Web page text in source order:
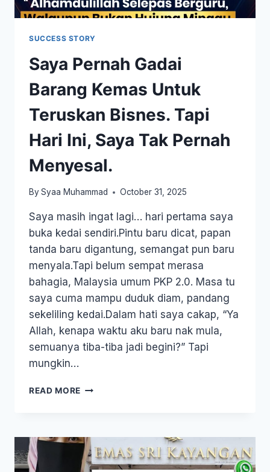
SUCCESS STORY
Saya Pernah Gadai
Barang Kemas Untuk
Teruskan Bisnes. Tapi
Hari Ini, Saya Tak Pernah
Menyesal.
By Syaa Muhammad October 31, 2025
Saya masih ingat lagi… hari pertama saya
buka kedai sendiri.Pintu baru dicat, papan
tanda baru digantung, semangat pun baru
menyala.Tapi belum sempat merasa
bahagia, Malaysia umum PKP 2.0. Masa tu
saya cuma mampu duduk diam, pandang
sekeliling kedai.Dalam hati saya cakap, “Ya
Allah, kenapa waktu aku baru nak mula,
semuanya tiba-tiba jadi begini?” Tapi
mungkin…
READ MORE